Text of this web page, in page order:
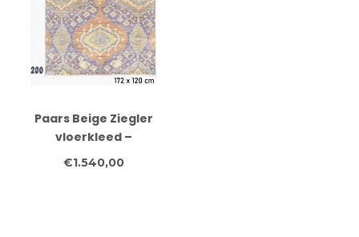
Paars Beige Ziegler
vloerkleed –
handgeknoopt wollen
€1.540,00